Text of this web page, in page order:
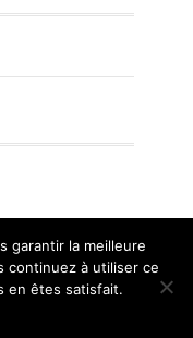
| Réalisation :
garantir la meilleure
continuez à utiliser ce
en êtes satisfait.